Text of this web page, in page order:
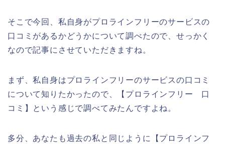
そこで今回、私自身がプロラインフリーのサービスの
口コミがあるかどうかについて調べたので、せっかく
なので記事にさせていただきますね。
まず、私自身はプロラインフリーのサービスの口コミ
について知りたかったので、【プロラインフリー 口
コミ】という感じで調べてみたんですよね。
多分、あなたも過去の私と同じように【プロラインフ